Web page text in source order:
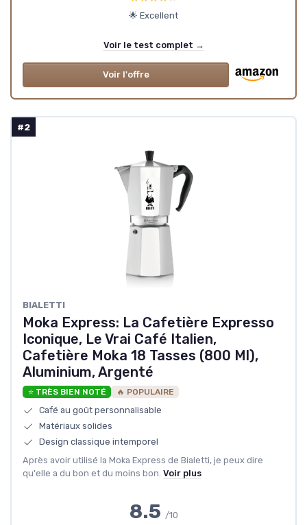
🌟 Excellent
Voir le test complet →
Voir l'offre
#2
‎BIALETTI
Moka Express: La Cafetière Expresso
Iconique, Le Vrai Café Italien,
Cafetière Moka 18 Tasses (800 Ml),
Aluminium, Argenté
⭐ TRÈS BIEN NOTÉ 🔥 POPULAIRE
Café au goût personnalisable
Matériaux solides
Design classique intemporel
Après avoir utilisé la Moka Express de Bialetti, je peux dire
qu'elle a du bon et du moins bon. Voir plus
8.5 /10